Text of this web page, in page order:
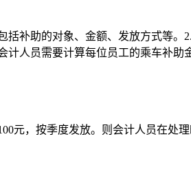
括补助的对象、金额、发放方式等
计人员需要计算每位员工的乘车补
元，按季度发放。则会计人员在处